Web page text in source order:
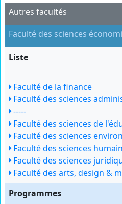
Autres facultés
Faculté des sciences
Liste
Faculté de la finance
Faculté des sciences
-----
Faculté des sciences de
Faculté des sciences
Faculté des sciences
Faculté des sciences
Faculté des arts, design &
Programmes